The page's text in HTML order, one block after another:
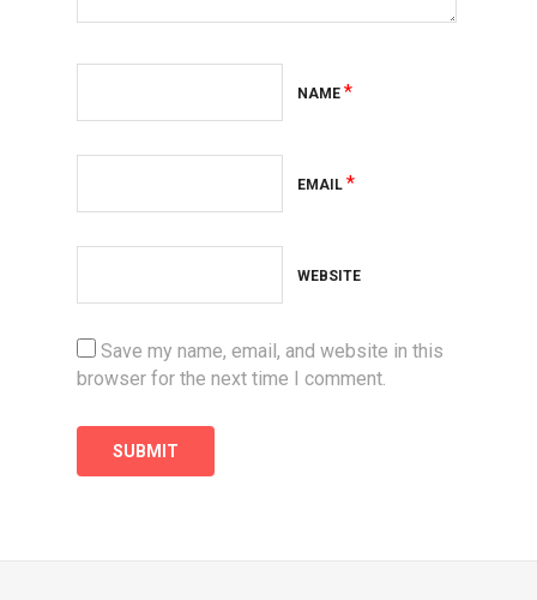
NAME *
EMAIL *
WEBSITE
Save my name, email, and website in this
browser for the next time I comment.